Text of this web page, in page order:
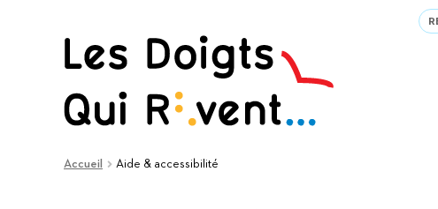
navigation
contenu
Accueil Aide & accessibilité